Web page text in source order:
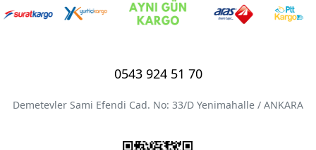
0543 924 51 70
Demetevler Sami Efendi Cad. No: 33/D Yenimahalle / ANKARA